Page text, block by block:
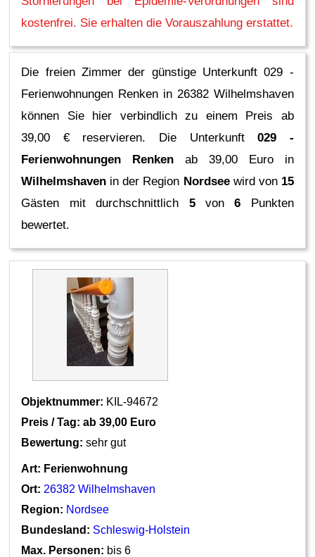
kostenfrei. Sie erhalten die Vorauszahlung erstattet.
Die freien Zimmer der günstige Unterkunft 029 -
Ferienwohnungen Renken in 26382 Wilhelmshaven
können Sie hier verbindlich zu einem Preis ab
39,00 € reservieren. Die Unterkunft029 -
Ferienwohnungen Renken ab 39,00 Euro in
Wilhelmshaven in der Region Nordseewird von 15
Gästen mit durchschnittlich 5von6 Punkten
bewertet.
Objektnummer: KIL-94672
Preis / Tag: ab 39,00 Euro
Bewertung: sehr gut
Art: Ferienwohnung
Ort: 26382 Wilhelmshaven
Region: Nordsee
Bundesland: Schleswig-Holstein
Max. Personen: bis 6